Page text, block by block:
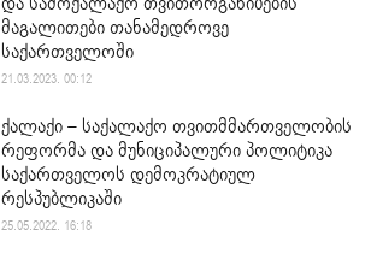
მაგალითები თანამედროვე
საქართველოში
21.03.2023. 00:12
ქალაქი – საქალაქო თვითმმართველობის
რეფორმა და მუნიციპალური პოლიტიკა
საქართველოს დემოკრატიულ
რესპუბლიკაში
25.05.2022. 16:18